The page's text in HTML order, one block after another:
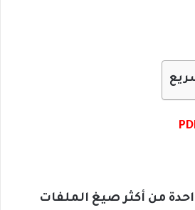
من أكثر صيغ الملفات